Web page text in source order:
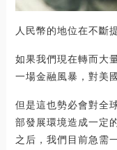
人民幣的地位在不斷
如果我們現在轉而大
一場金融風暴，對美
但是這也勢必會對全
部發展環境造成一定
之后，我們目前急需